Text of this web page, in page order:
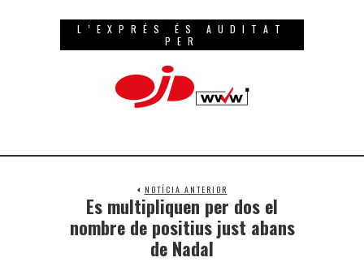
L’EXPRÉS ÉS AUDITAT
PER
NOTÍCIA ANTERIOR
Es multipliquen per dos el
nombre de positius just abans
de Nadal